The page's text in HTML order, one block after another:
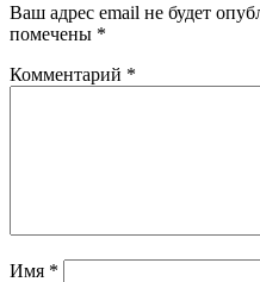
Ваш адрес email не будет
помечены *
Комментарий *
Имя *